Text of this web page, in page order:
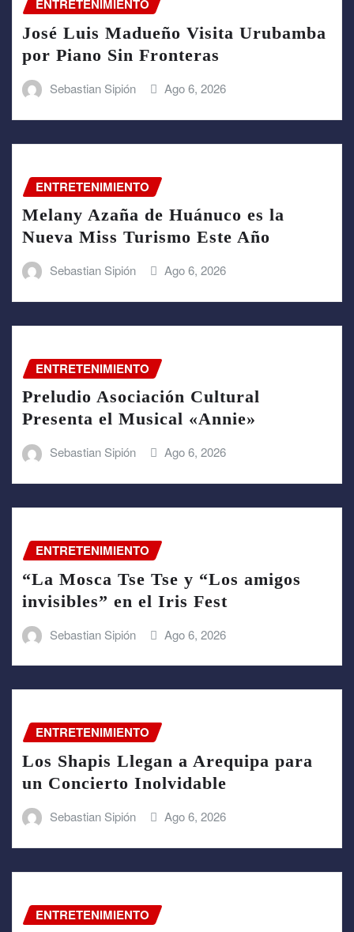
ENTRETENIMIENTO
José Luis Madueño Visita Urubamba
por Piano Sin Fronteras
Sebastian Sipión Ago 6, 2026
ENTRETENIMIENTO
Melany Azaña de Huánuco es la
Nueva Miss Turismo Este Año
Sebastian Sipión Ago 6, 2026
ENTRETENIMIENTO
Preludio Asociación Cultural
Presenta el Musical «Annie»
Sebastian Sipión Ago 6, 2026
ENTRETENIMIENTO
“La Mosca Tse Tse y “Los amigos
invisibles” en el Iris Fest
Sebastian Sipión Ago 6, 2026
ENTRETENIMIENTO
Los Shapis Llegan a Arequipa para
un Concierto Inolvidable
Sebastian Sipión Ago 6, 2026
ENTRETENIMIENTO